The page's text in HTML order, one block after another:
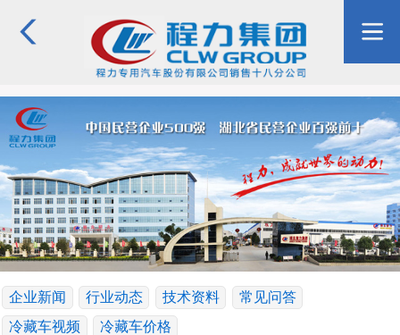
企业新闻 行业动态 技术资料
常见问答
冷藏车视频
冷藏车价格